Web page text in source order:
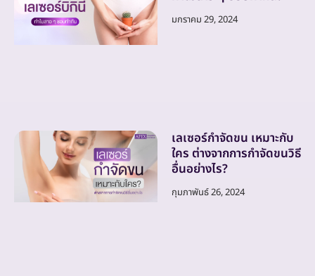
มกราคม 29, 2024
เลเซอร์กำจัดขน เหมาะกับ
ใคร ต่างจากการกำจัดขนวิธี
อื่นอย่างไร?
กุมภาพันธ์ 26, 2024